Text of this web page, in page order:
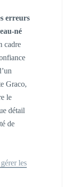
erreurs
né
cadre
Graco,
le
détail
de
les